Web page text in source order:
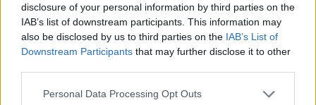
disclosure of your personal information by third parties on the
IAB’s list of downstream participants. This information may
also be disclosed by us to third parties on the IAB’s List of
Downstream Participants that may further disclose it to other
Personal Data Processing Opt Outs
Europa League: Με ΤΣΚΑ Σόφιας λογικά ο
ΟΦΗ στα Play Off - Τα αποτελέσματα των
πρώτων αγώνων στον Γ' προκριματικό
σου σταθερή αξία!